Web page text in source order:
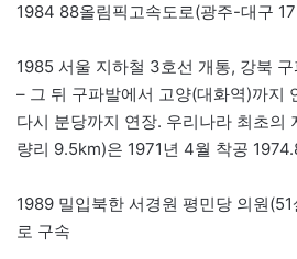
1984 88올림픽고속도로(광주-대구
1985 서울 지하철 3호선 개통, 강북
– 그 뒤 구파발에서 고양(대화역)까지
다시 분당까지 연장. 우리나라 최초의
량리 9.5km)은 1971년 4월 착공
1989 밀입북한 서경원 평민당 의원
로 구속